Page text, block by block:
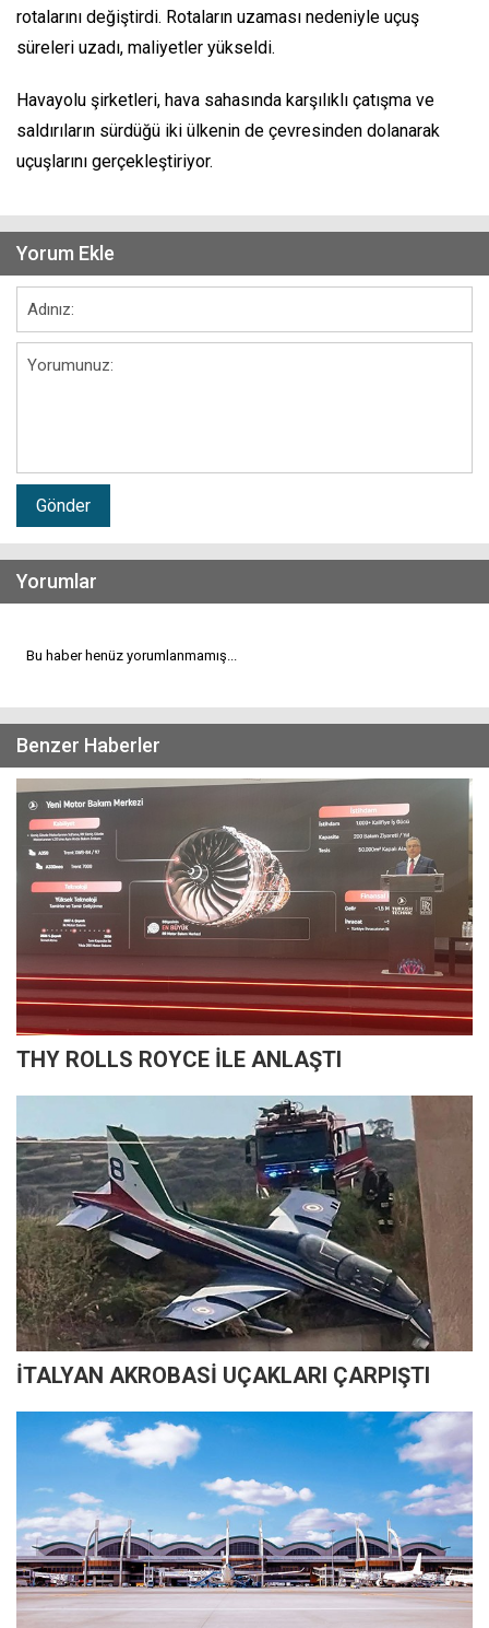
rotalarını değiştirdi. Rotaların uzaması nedeniyle uçuş
süreleri uzadı, maliyetler yükseldi.
Havayolu şirketleri, hava sahasında karşılıklı çatışma ve
saldırıların sürdüğü iki ülkenin de çevresinden dolanarak
uçuşlarını gerçekleştiriyor.
Yorum Ekle
Gönder
Yorumlar
Bu haber henüz yorumlanmamış...
Benzer Haberler
THY ROLLS ROYCE İLE ANLAŞTI
İTALYAN AKROBASİ UÇAKLARI ÇARPIŞTI